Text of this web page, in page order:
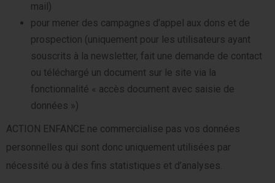
mail)
pour mener des campagnes d’appel aux dons et de
prospection (uniquement pour les utilisateurs ayant
souscrits à la newsletter, fait une demande de contact
ou téléchargé un document sur le site via la
fonctionnalité « accès document avec saisie de
données »)
ACTION ENFANCE ne commercialise pas vos données
personnelles qui sont donc uniquement utilisées par
nécessité ou à des fins statistiques et d’analyses.